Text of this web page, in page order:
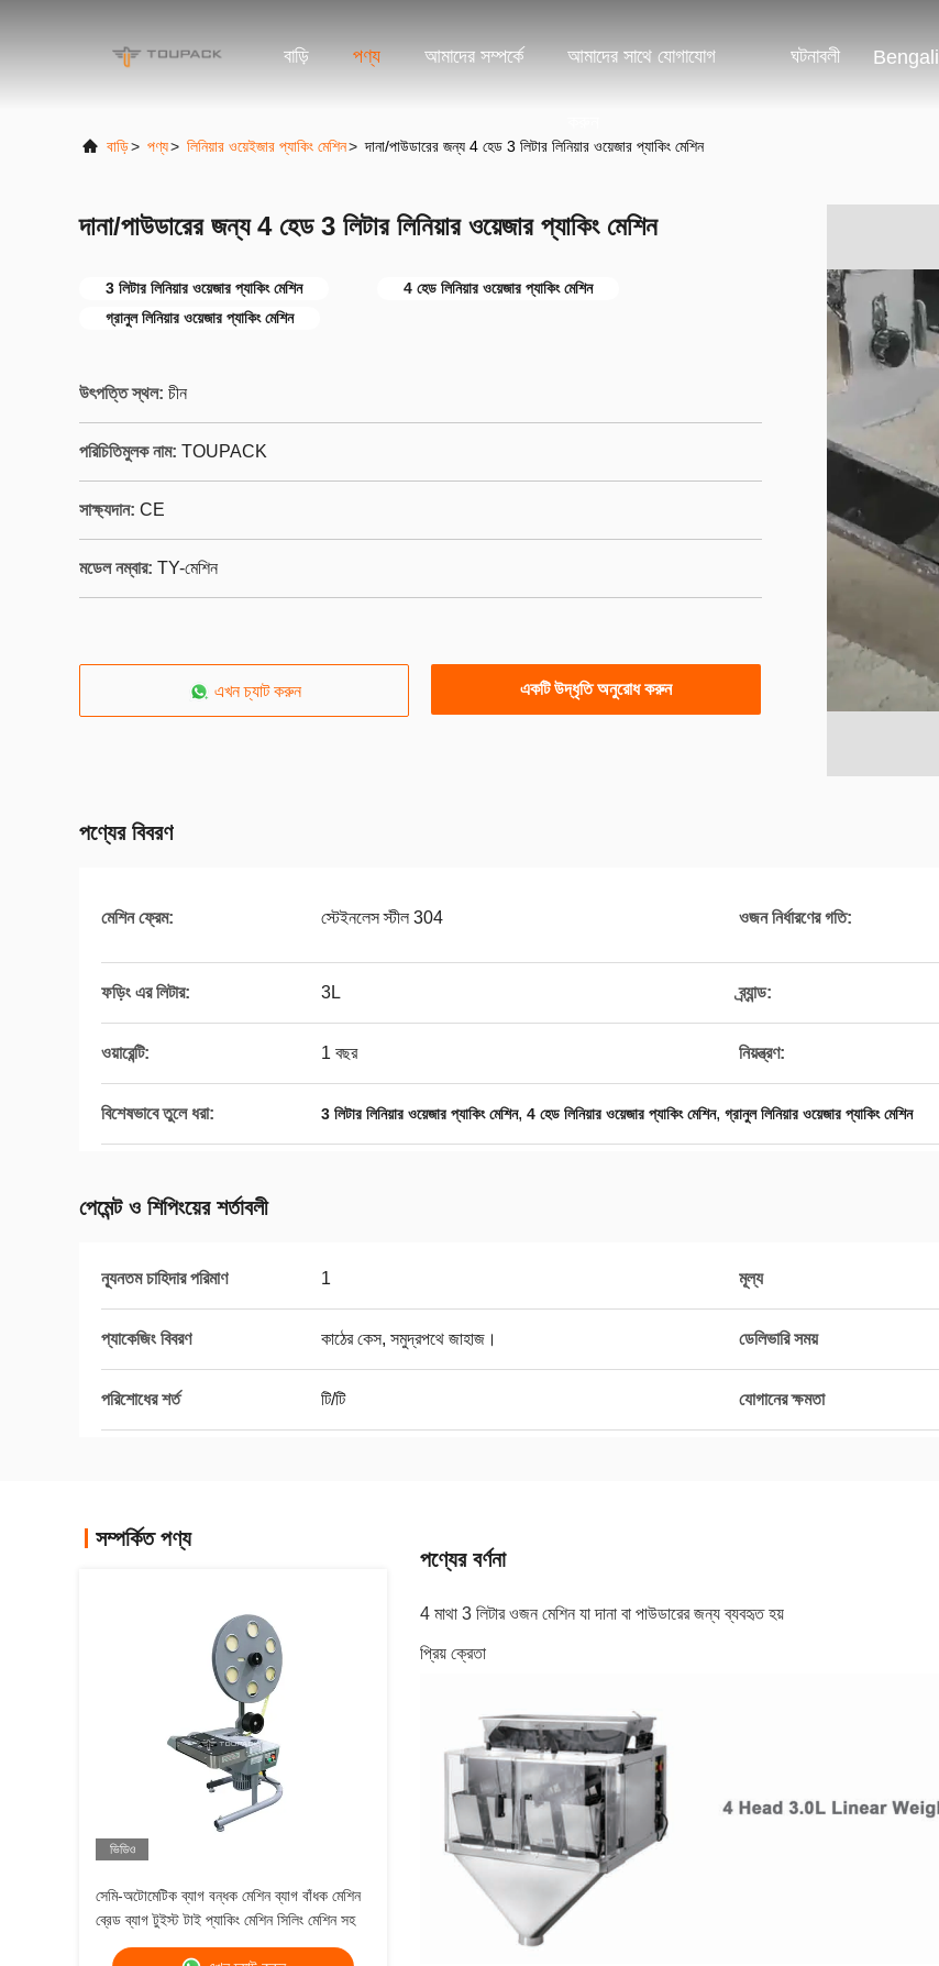
বাড়ি পণ্য আমাদের সম্পর্কে আমাদের সাথে যোগাযোগ ঘটনাবলী Bengali
বাড়ি> পণ্য> লিনিয়ার ওয়েইজার প্যাকিং মেশিন> দানা/পাউডারের জন্য 4 হেড 3 লিটার লিনিয়ার ওয়েজার প্যাকিং মেশিন
দানা/পাউডারের জন্য 4 হেড 3 লিটার লিনিয়ার ওয়েজার প্যাকিং মেশিন
3 লিটার লিনিয়ার ওয়েজার প্যাকিং মেশিন
4 হেড লিনিয়ার ওয়েজার প্যাকিং মেশিন
গ্রানুল লিনিয়ার ওয়েজার প্যাকিং মেশিন
উৎপত্তি স্থল: চীন
পরিচিতিমুলক নাম: TOUPACK
সাক্ষ্যদান: CE
মডেল নম্বার: TY-মেশিন
এখন চ্যাট করুন একটি উদ্ধৃতি অনুরোধ করুন
পণ্যের বিবরণ
মেশিন ফ্রেম: স্টেইনলেস স্টীল 304 ওজন নির্ধারণের গতি:
ফড়িং এর লিটার: 3L ব্র্যান্ড:
ওয়ারেন্টি: 1 বছর নিয়ন্ত্রণ:
বিশেষভাবে তুলে ধরা: 3 লিটার লিনিয়ার ওয়েজার প্যাকিং মেশিন, 4 হেড লিনিয়ার ওয়েজার প্যাকিং মেশিন, গ্রানুল লিনিয়ার ওয়েজার প্যাকিং মেশিন
পেমেন্ট ও শিপিংয়ের শর্তাবলী
ন্যূনতম চাহিদার পরিমাণ 1 মূল্য
প্যাকেজিং বিবরণ কাঠের কেস, সমুদ্রপথে জাহাজ। ডেলিভারি সময়
পরিশোধের শর্ত টি/টি যোগানের ক্ষমতা
সম্পর্কিত পণ্য
ভিডিও
সেমি-অটোমেটিক ব্যাগ বন্ধক মেশিন ব্যাগ বাঁধক মেশিন
ব্রেড ব্যাগ টুইস্ট টাই প্যাকিং মেশিন সিলিং মেশিন সহ
পণ্যের বর্ণনা
4 মাথা 3 লিটার ওজন মেশিন যা দানা বা পাউডারের জন্য ব্যবহৃত হয়
প্রিয় ক্রেতা